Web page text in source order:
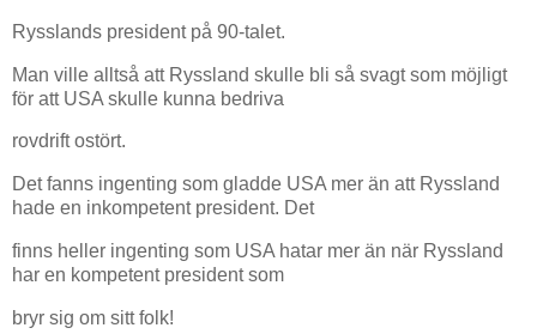
Rysslands president på 90-talet.
Man ville alltså att Ryssland skulle bli så svagt som möjligt
för att USA skulle kunna bedriva
rovdrift ostört.
Det fanns ingenting som gladde USA mer än att Ryssland
hade en inkompetent president. Det
finns heller ingenting som USA hatar mer än när Ryssland
har en kompetent president som
bryr sig om sitt folk!